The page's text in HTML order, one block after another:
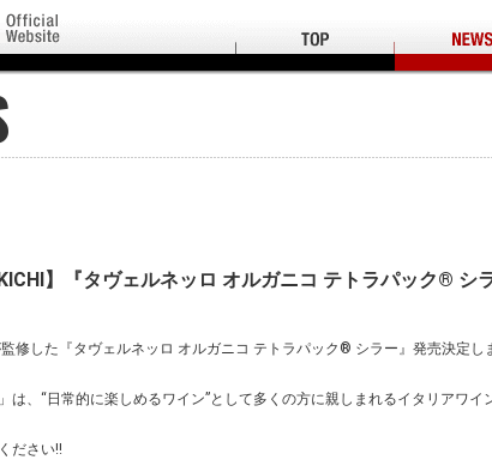
】『タヴェルネッロ オルガニコ テトラパック® シ
監修した『タヴェルネッロ オルガニコ テトラパック® シラー』発売決定し
は、“日常的に楽しめるワイン”として多くの方に親しまれるイタリアワイ
ださい!!